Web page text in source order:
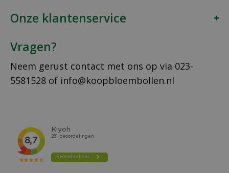
Onze klantenservice
Vragen?
Neem gerust contact met ons op via 023-
5581528 of info@koopbloembollen.nl